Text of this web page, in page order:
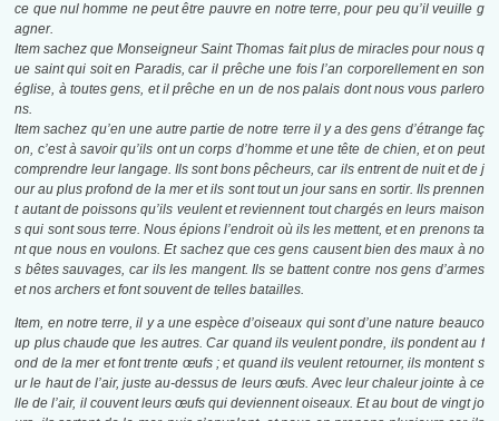
ce que nul homme ne peut être pauvre en notre terre, pour peu qu’il veuille g
agner.
Item sachez que Monseigneur Saint Thomas fait plus de miracles pour nous q
ue saint qui soit en Paradis, car il prêche une fois l’an corporellement en son
église, à toutes gens, et il prêche en un de nos palais dont nous vous parlero
ns.
Item sachez qu’en une autre partie de notre terre il y a des gens d’étrange faç
on, c’est à savoir qu’ils ont un corps d’homme et une tête de chien, et on peut
comprendre leur langage. Ils sont bons pêcheurs, car ils entrent de nuit et de j
our au plus profond de la mer et ils sont tout un jour sans en sortir. Ils prennen
t autant de poissons qu’ils veulent et reviennent tout chargés en leurs maison
s qui sont sous terre. Nous épions l’endroit où ils les mettent, et en prenons ta
nt que nous en voulons. Et sachez que ces gens causent bien des maux à no
s bêtes sauvages, car ils les mangent. Ils se battent contre nos gens d’armes
et nos archers et font souvent de telles batailles.
Item, en notre terre, il y a une espèce d’oiseaux qui sont d’une nature beauco
up plus chaude que les autres. Car quand ils veulent pondre, ils pondent au f
ond de la mer et font trente œufs ; et quand ils veulent retourner, ils montent s
ur le haut de l’air, juste au-dessus de leurs œufs. Avec leur chaleur jointe à ce
lle de l’air, il couvent leurs œufs qui deviennent oiseaux. Et au bout de vingt jo